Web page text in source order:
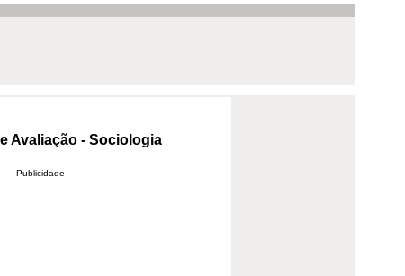
Avaliação - Sociologia
Publicidade